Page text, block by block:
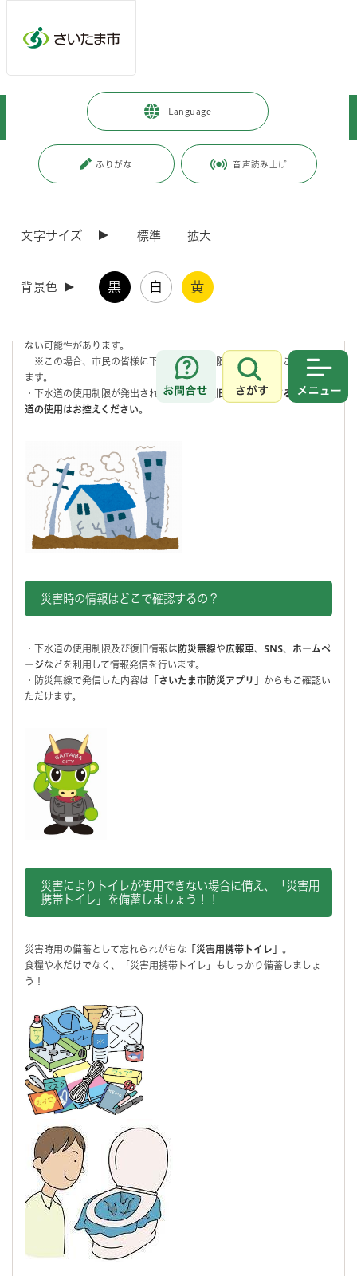
Language
ふりがな 音声読み上げ
文字サイズ 標準 拡大
背景色 黒 白 黄
お問合せ
さがす
暮らし・手続き > 上下水道・ごみ 下水道
下水道の正しい使い方 災害時の下水道利用について
更新日付：2026年4月1日 / ページ番号：C112735
・地震等が発生すると下水道管が破損し、下水道の機能が停止する区域
ない可能性があります。
※この場合、市民の皆様に下水道の使用制限をお願いすることとなり
ます。
・下水道の使用制限が発出された際には、 復旧作業が完了するまで下水
道の使用はお控えください。
災害時の情報はどこで確認するの？
・下水道の使用制限及び復旧情報は 防災無線や広報車、 SNS、 ホームペ
ージなどを利用して情報発信を行います。
・防災無線で発信した内容は 「さいたま市防災アプリ」 からもご確認い
ただけます。
災害によりトイレが使用できない場合に備え、「災害用
携帯トイレ」を備蓄しましょう！！
災害時用の備蓄として忘れられがちな 「災害用携帯トイレ」 。
食糧や水だけでなく、「災害用携帯トイレ」もしっかり備蓄しましょ
う！